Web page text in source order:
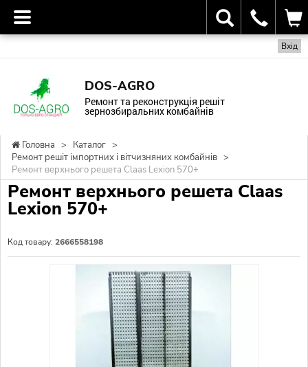
Вхід
DOS-AGRO
Ремонт та реконструкція решіт
зернозбиральних комбайнів
Головна > Каталог >
Ремонт решіт імпортних і вітчизняних комбайнів >
Ремонт верхнього решета Claas Lexion 570+
Ремонт верхнього решета Claas
Lexion 570+
Код товару: 2666558198